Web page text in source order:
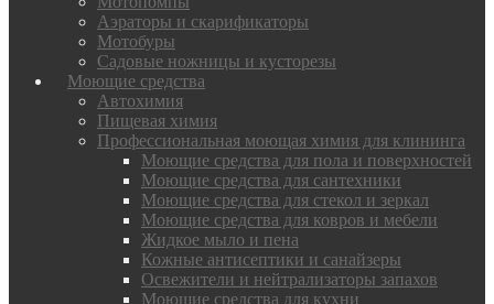
Аэраторы и скарификаторы
Мотобуры
Садовые ножницы и кусторезы
Моющие средства
Автохимия
Пищевая химия
Профессиональная моющая химия для клининга
Моющие средства для пола и поверхностей
Моющие средства для сантехники
Моющие средства для стекол и зеркал
Моющие средства для ковров и мебели
Жидкое мыло и пена
Кожные антисептики и санайзеры
Освежители и нейтрализаторы запахов
Моющие средства для кухни